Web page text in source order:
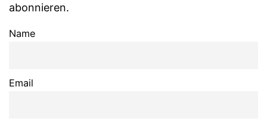
abonnieren.
Name
Email